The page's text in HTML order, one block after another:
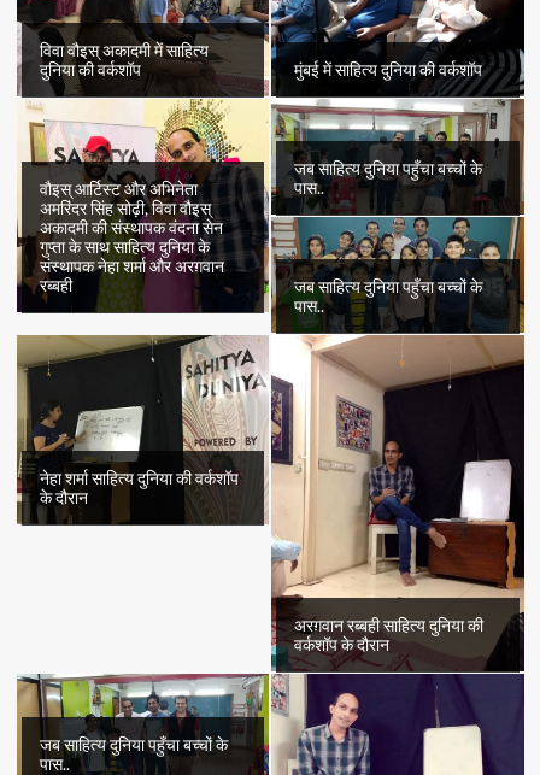
विवा वौइस् अकादमी में साहित्य
दुनिया की वर्कशॉप
मुंबई में साहित्य दुनिया की वर्कशॉप
वौइस् आर्टिस्ट और अभिनेता
अमरिंदर सिंह सोढ़ी, विवा वौइस्
अकादमी की संस्थापक वंदना सेन
गुप्ता के साथ साहित्य दुनिया के
संस्थापक नेहा शर्मा और अरग़वान
रब्बही
जब साहित्य दुनिया पहुँचा बच्चों के
पास..
जब साहित्य दुनिया पहुँचा बच्चों के
पास..
नेहा शर्मा साहित्य दुनिया की वर्कशॉप
के दौरान
अरग़वान रब्बही साहित्य दुनिया की
वर्कशॉप के दौरान
जब साहित्य दुनिया पहुँचा बच्चों के
पास..